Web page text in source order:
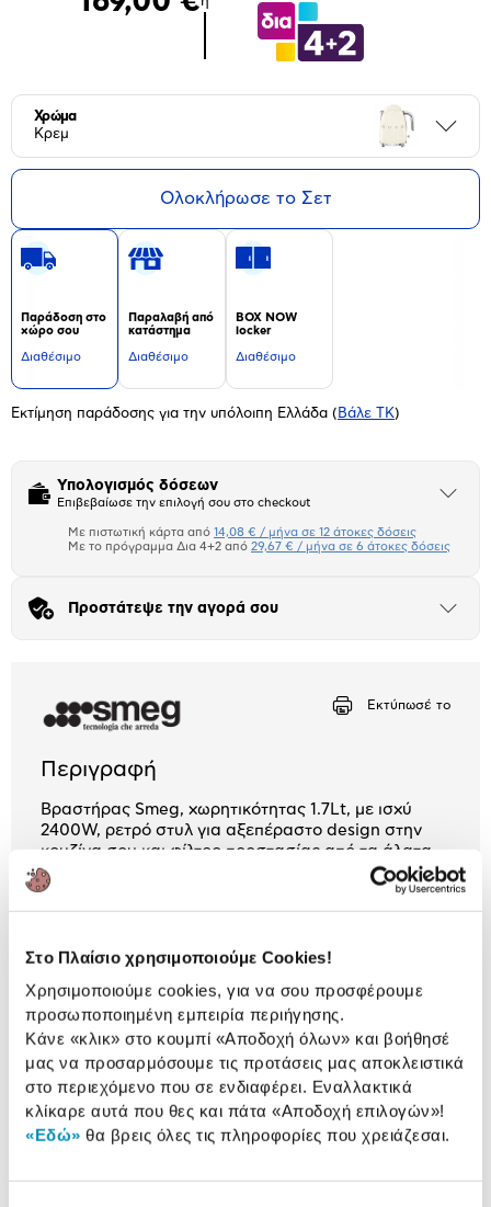
Στο Πλαίσιο χρησιμοποιούμε Cookies!
Χρησιμοποιούμε cookies, για να σου προσφέρουμε
προσωποποιημένη εμπειρία περιήγησης.
Κάνε «κλικ» στο κουμπί «Αποδοχή όλων» και βοήθησέ
μας να προσαρμόσουμε τις προτάσεις μας αποκλειστικά
στο περιεχόμενο που σε ενδιαφέρει. Εναλλακτικά
κλίκαρε αυτά που θες και πάτα «Αποδοχή επιλογών»!
«Εδώ» θα βρεις όλες τις πληροφορίες που χρειάζεσαι.
Χρώμα
Κρεμ
Ολοκλήρωσε το Σετ
Παράδοση στο
χώρο σου
Διαθέσιμο
Παραλαβή από
κατάστημα
Διαθέσιμο
BOX NOW
locker
Διαθέσιμο
Εκτίμηση παράδοσης για την υπόλοιπη Ελλάδα ( Βάλε ΤΚ)
Υπολογισμός δόσεων
Επιβεβαίωσε την επιλογή σου στο checkout
Άνοιξε
Πιστωτική κάρτα
Με πιστωτική κάρτα από 14,08 € / μήνα σε 12 άτοκες δόσεις
Με το πρόγραμμα Δια 4+2 από 29,67 € / μήνα σε 6 άτοκες δόσεις
Προστάτεψε την αγορά σου
Άνοιξε
Εκτύπωσέ το
Περιγραφή
Βραστήρας Smeg, χωρητικότητας 1.7Lt, με ισχύ
2400W, ρετρό στυλ για αξεπέραστο design στην
κουζίνα σου και φίλτρο προστασίας από τα άλατα
για επιπλέον ποιότητα στην καθημερινότητα σου!
Χαρακτηριστικά
Ισχύς (Watt): 2.400 W
Χωρητικότητα: 1,70 Lt
Καλυμμένη Αντίσταση: Διαθέτει